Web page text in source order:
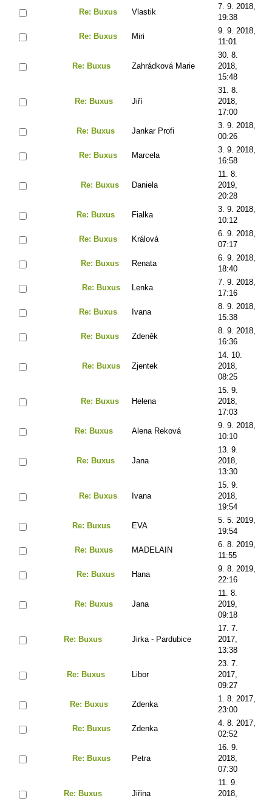
Re: Buxus Vlastik
7. 9. 2018,
19:38
Re: Buxus Miri
9. 9. 2018,
11:01
Re: Buxus Zahrádková Marie
30. 8.
2018,
15:48
Re: Buxus Jiří
31. 8.
2018,
17:00
Re: Buxus Jankar Profi
3. 9. 2018,
00:26
Re: Buxus Marcela
3. 9. 2018,
16:58
Re: Buxus Daniela
11. 8.
2019,
20:28
Re: Buxus Fialka
3. 9. 2018,
10:12
Re: Buxus Králová
6. 9. 2018,
07:17
Re: Buxus Renata
6. 9. 2018,
18:40
Re: Buxus Lenka
7. 9. 2018,
17:16
Re: Buxus Ivana
8. 9. 2018,
15:38
Re: Buxus Zdeněk
8. 9. 2018,
16:36
Re: Buxus Zjentek
14. 10.
2018,
08:25
Re: Buxus Helena
15. 9.
2018,
17:03
Re: Buxus Alena Reková
9. 9. 2018,
10:10
Re: Buxus Jana
13. 9.
2018,
13:30
Re: Buxus Ivana
15. 9.
2018,
19:54
Re: Buxus EVA
5. 5. 2019,
19:54
Re: Buxus MADELAIN
6. 8. 2019,
11:55
Re: Buxus Hana
9. 8. 2019,
22:16
Re: Buxus Jana
11. 8.
2019,
09:18
Re: Buxus Jirka - Pardubice
17. 7.
2017,
13:38
Re: Buxus Libor
23. 7.
2017,
09:27
Re: Buxus Zdenka
1. 8. 2017,
23:00
Re: Buxus Zdenka
4. 8. 2017,
02:52
Re: Buxus Petra
16. 9.
2018,
07:30
Re: Buxus Jiřina
11. 9.
2018,